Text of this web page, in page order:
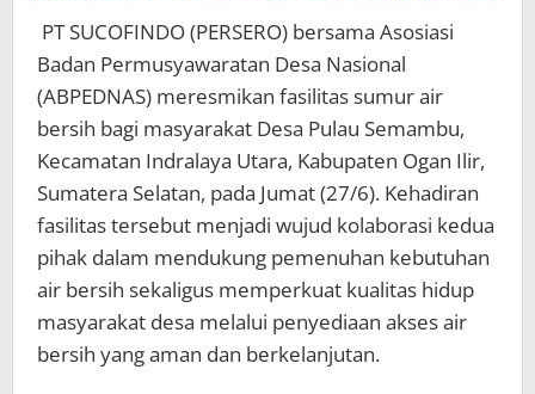
PT SUCOFINDO (PERSERO) bersama Asosiasi
Badan Permusyawaratan Desa Nasional
(ABPEDNAS) meresmikan fasilitas sumur air
bersih bagi masyarakat Desa Pulau Semambu,
Kecamatan Indralaya Utara, Kabupaten Ogan Ilir,
Sumatera Selatan, pada Jumat (27/6). Kehadiran
fasilitas tersebut menjadi wujud kolaborasi kedua
pihak dalam mendukung pemenuhan kebutuhan
air bersih sekaligus memperkuat kualitas hidup
masyarakat desa melalui penyediaan akses air
bersih yang aman dan berkelanjutan.